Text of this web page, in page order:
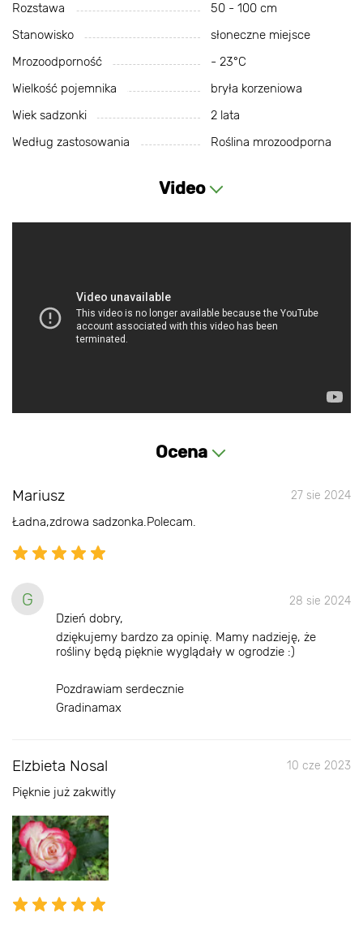
Rozstawa
50 - 100 cm
Stanowisko
słoneczne miejsce
Mrozoodporność
- 23°С
Wielkość pojemnika
bryła korzeniowa
Wiek sadzonki
2 lata
Według zastosowania
Roślina mrozoodporna
Video
Ocena
Mariusz 27 sie 2024
Ładna,zdrowa sadzonka.Polecam.
G 28 sie 2024
Dzień dobry,
dziękujemy bardzo za opinię. Mamy nadzieję, że
rośliny będą pięknie wyglądały w ogrodzie :)
Pozdrawiam serdecznie
Gradinamax
Elzbieta Nosal 10 cze 2023
Pięknie już zakwitly